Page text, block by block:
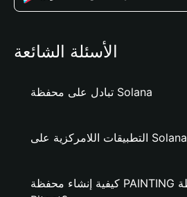
الأسئلة الشائعة
تبادل على محفظة Solana
التطبيقات اللامركزية على Solana
كيفية إنشاء محفظة PAINTING على محفظة